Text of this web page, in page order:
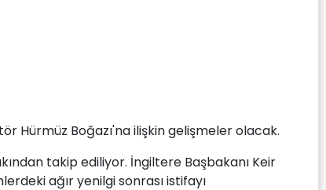
Hürmüz Boğazı'na ilişkin gelişmeler olacak.
takip ediliyor. İngiltere Başbakanı Keir
ağır yenilgi sonrası istifayı